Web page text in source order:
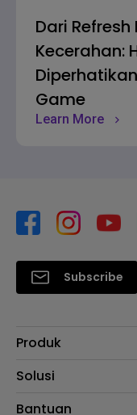
Dari
Kecerahan:
Game
Learn More
Subscribe
Produk
Proyektor
Solusi
E-Sports
Bantuan